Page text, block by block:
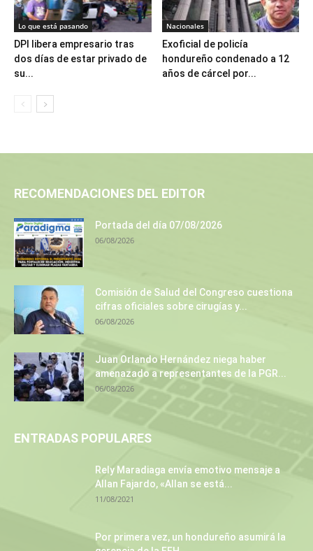
Lo que está pasando
DPI libera empresario tras
dos días de estar privado de
su...
Nacionales
Exoficial de policía
hondureño condenado a 12
años de cárcel por...
RECOMENDACIONES DEL EDITOR
Portada del día 07/08/2026
06/08/2026
Comisión de Salud del Congreso cuestiona
cifras oficiales sobre cirugías y...
06/08/2026
Juan Orlando Hernández niega haber
amenazado a representantes de la PGR...
06/08/2026
ENTRADAS POPULARES
Rely Maradiaga envía emotivo mensaje a
Allan Fajardo, «Allan se está...
11/08/2021
Por primera vez, un hondureño asumirá la